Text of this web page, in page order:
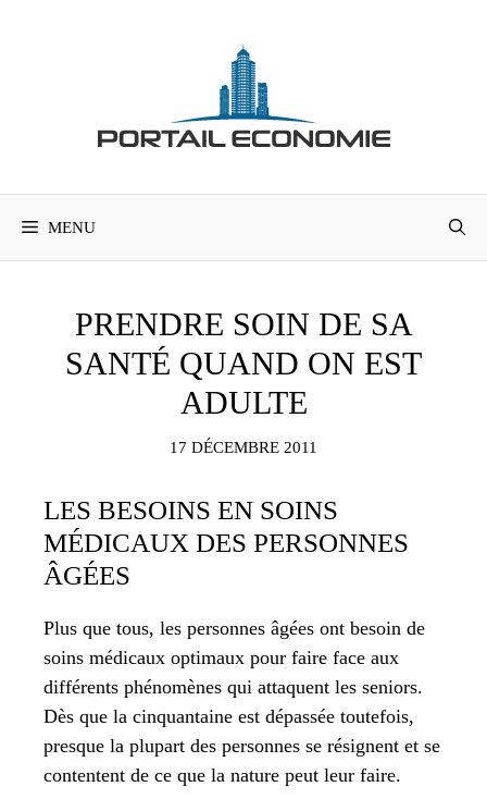
MENU
PRENDRE SOIN DE SA
SANTÉ QUAND ON EST
ADULTE
17 DÉCEMBRE 2011
LES BESOINS EN SOINS
MÉDICAUX DES PERSONNES
ÂGÉES
Plus que tous, les personnes âgées ont besoin de
soins médicaux optimaux pour faire face aux
différents phénomènes qui attaquent les seniors.
Dès que la cinquantaine est dépassée toutefois,
presque la plupart des personnes se résignent et se
contentent de ce que la nature peut leur faire.